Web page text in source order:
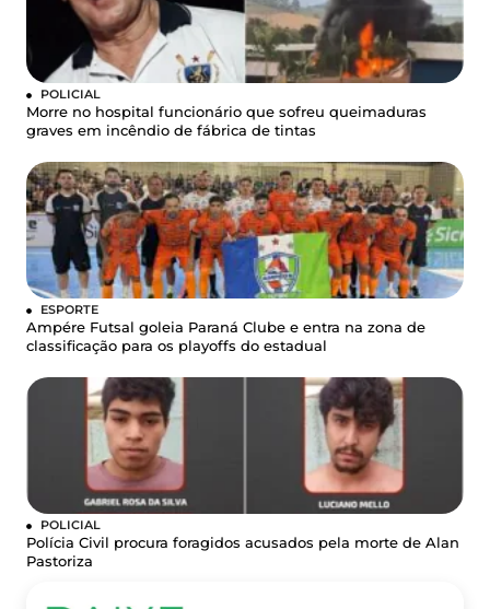
POLICIAL
Morre no hospital funcionário que sofreu queimaduras
graves em incêndio de fábrica de tintas
ESPORTE
Ampére Futsal goleia Paraná Clube e entra na zona de
classificação para os playoffs do estadual
POLICIAL
Polícia Civil procura foragidos acusados pela morte de Alan
Pastoriza